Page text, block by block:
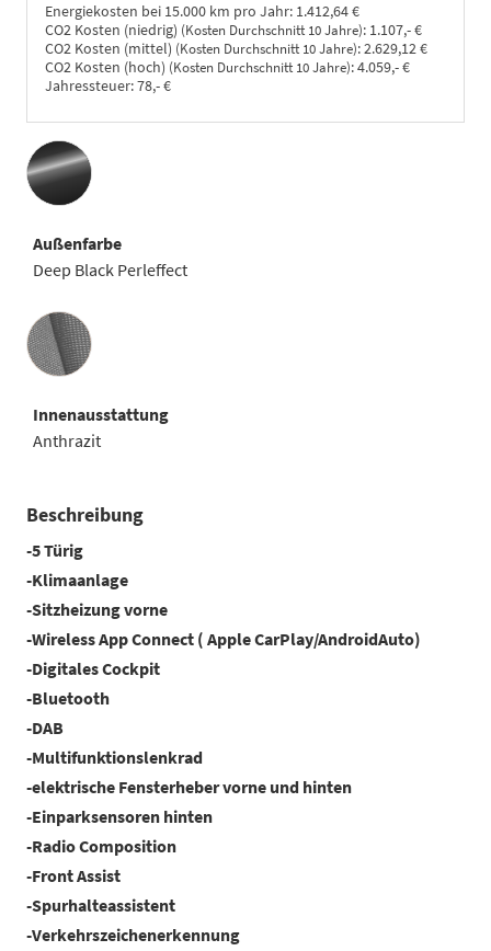
Energiekosten bei 15.000 km pro Jahr: 1.412,64 €
CO2 Kosten (niedrig) (Kosten Durchschnitt 10 Jahre): 1.107,- €
CO2 Kosten (mittel) (Kosten Durchschnitt 10 Jahre):2.629,12 €
CO2 Kosten (hoch) (Kosten Durchschnitt 10 Jahre):4.059,- €
Jahressteuer:78,- €
Außenfarbe
Deep Black Perleffect
Innenausstattung
Innenausstattung
Anthrazit
Beschreibung
-5 Türig
-Klimaanlage
-Sitzheizung vorne
-Wireless App Connect ( Apple CarPlay/AndroidAuto)
-Digitales Cockpit
-Bluetooth
-DAB
-Multifunktionslenkrad
-elektrische Fensterheber vorne und hinten
-Einparksensoren hinten
-Radio Composition
-Front Assist
-Spurhalteassistent
-Verkehrszeichenerkennung